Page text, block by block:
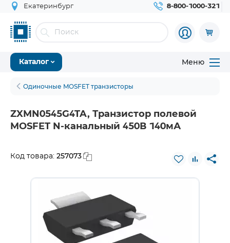
Екатеринбург 8-800-1000-321
Каталог Меню
Одиночные MOSFET транзисторы
ZXMN0545G4TA, Транзистор полевой
MOSFET N-канальный 450В 140мА
Код товара: 257073